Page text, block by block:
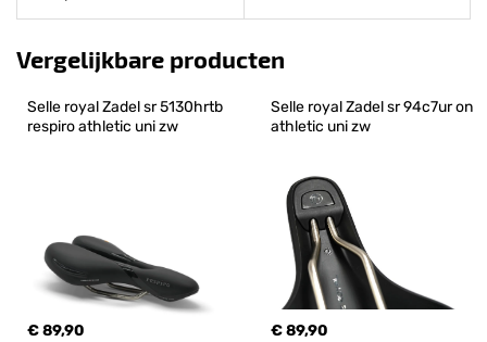
Vergelijkbare producten
Selle royal Zadel sr 5130hrtb
respiro athletic uni zw
€ 89,90
Selle royal Zadel sr 94c7ur on
athletic uni zw
€ 89,90